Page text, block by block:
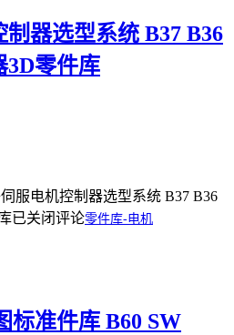
器选型系统 B37 B36
3D零件库
服电机控制器选型系统 B37 B36
已关闭评论零件库-电机
标准件库 B60 SW